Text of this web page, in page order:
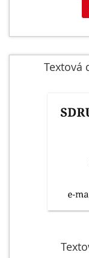
Textová